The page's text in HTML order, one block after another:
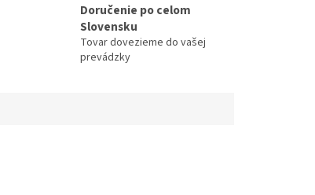
Doručenie po celom
Slovensku
Tovar dovezieme do vašej
prevádzky